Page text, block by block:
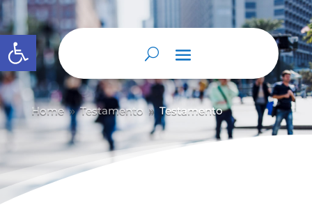
Abrir barra de herramientas
Home 9 Testamento 9 Testamento